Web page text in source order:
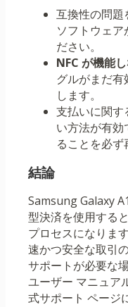
互換性の問題
ソフトウェア
ださい。
NFC が機能
グルがまだ
します。
支払いに関す
い方法が有
ることを必ず
結論
Samsung Galaxy
型決済を使用する
プロセスになりま
速かつ安全な取引
サポートが必要な
ユーザー マニュア
式サポート ページ